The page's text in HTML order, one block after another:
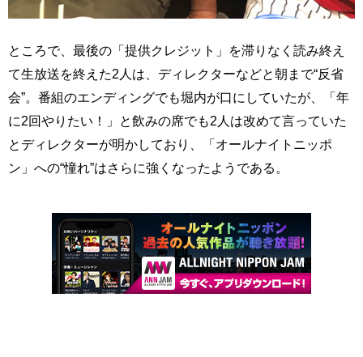
ところで、最後の「提供クレジット」を滞りなく読み終え
て生放送を終えた2人は、ディレクターなどと朝まで“反省
会”。番組のエンディングでも堀内が口にしていたが、「年
に2回やりたい！」と飲みの席でも2人は改めて言っていた
とディレクターが明かしており、「オールナイトニッポ
ン」への“憧れ”はさらに強くなったようである。